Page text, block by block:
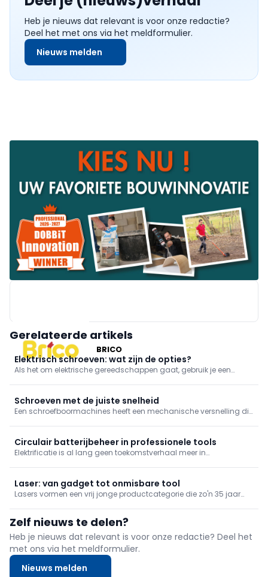
Heb je nieuws dat relevant is voor onze redactie?
Deel het met ons via het meldformulier.
Nieuws melden
BRICO
Gerelateerde artikels
Elektrisch schroeven: wat zijn de opties?
Als het om elektrische gereedschappen gaat, gebruik je een
van pas komen.
Schroeven met de juiste snelheid
Een schroefboormachines heeft een mechanische versnelling die
Circulair batterijbeheer in professionele tools
Elektrificatie is al lang geen toekomstverhaal meer in
toestellen op batterijen.
Laser: van gadget tot onmisbare tool
Lasers vormen een vrij jonge productcategorie die zo'n 35 jaar
wordende bereik. Bovendien zijn de prijzen een pak interessanter
geworden. De bouwwereld heeft ondertussen de vele voordelen
van laserapparatuur ingezien, en ook tuinaannemers en
tuinarchitecten zijn vandaag helemaal overtuigd. Kortom, lasers
zijn uitgegroeid tot onmisbare tools, waardoor de verkoop nog
steeds in stijgende lijn gaat.
Zelf nieuws te delen?
Heb je nieuws dat relevant is voor onze redactie? Deel het
met ons via het meldformulier.
Nieuws melden